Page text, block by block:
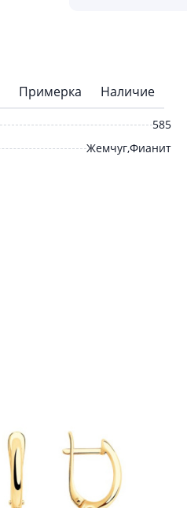
Примерка Наличие
585
Жемчуг,Фианит